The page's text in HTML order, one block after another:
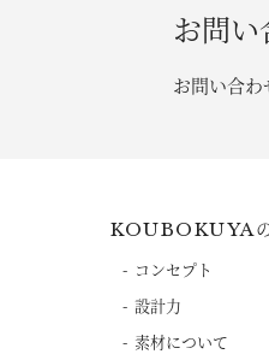
お問
お問い合
KOUBOKUYA
コンセプト
設計力
素材について